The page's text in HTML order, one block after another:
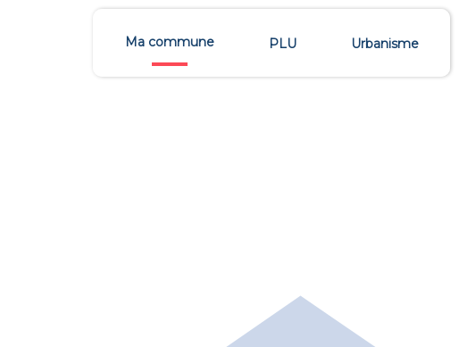
Ma commune PLU Urbanisme